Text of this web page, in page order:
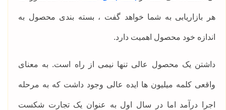
هر بازاریابی به شما خواهد گفت ، بسته بندی محصول به
اندازه خود محصول اهمیت دارد.
داشتن یک محصول عالی تنها نیمی از راه است. به معنای
واقعی کلمه میلیون ها ایده عالی وجود داشت که به مرحله
اجرا درآمد اما در سال اول به عنوان یک تجارت شکست